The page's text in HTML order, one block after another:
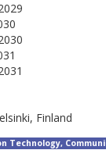
Finland
Technology,